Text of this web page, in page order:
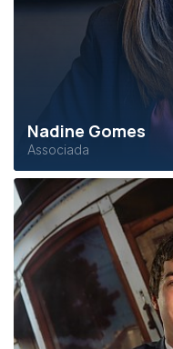
Nadine Gomes
Associada